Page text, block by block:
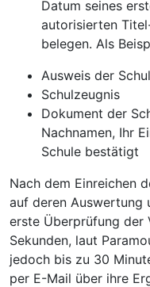
Datum seines
autorisierten
belegen. Als
Ausweis der
Schulzeugnis
Dokument der
Nachnamen, Ihr
Schule bestätigt
Nach dem Einreichen
auf deren Auswertung
erste Überprüfung der
Sekunden, laut
jedoch bis zu 30
per E-Mail über ihre